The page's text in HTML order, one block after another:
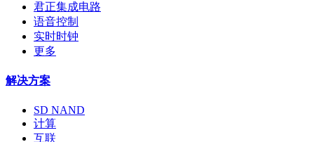
君正集成电路
语音控制
实时时钟
更多
解决方案
SD NAND
计算
互联